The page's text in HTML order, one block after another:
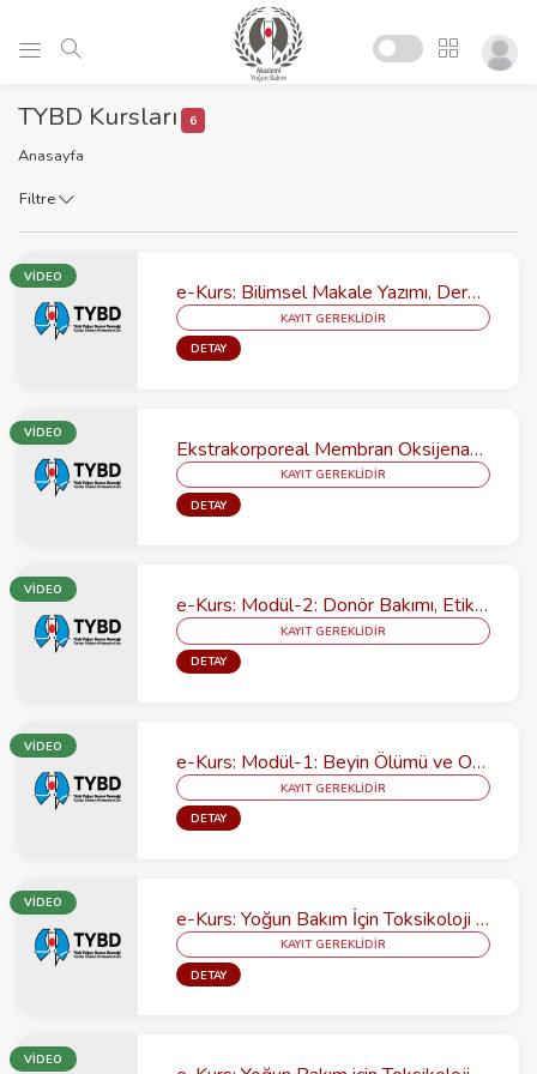
TYBD Kursları 6
Anasayfa
Filtre
VİDEO
e-Kurs: Bilimsel Makale Yazımı, Dergi Seçimi ve Hakemlik
KAYIT GEREKLİDİR
DETAY
VİDEO
Ekstrakorporeal Membran Oksijenasyonu (ECMO) Kursu-Teorik
KAYIT GEREKLİDİR
DETAY
VİDEO
e-Kurs: Modül-2: Donör Bakımı, Etik / İletişim ve Nakil Sonrası Bakım
KAYIT GEREKLİDİR
DETAY
VİDEO
e-Kurs: Modül-1: Beyin Ölümü ve Organ Bağışı
KAYIT GEREKLİDİR
DETAY
VİDEO
e-Kurs: Yoğun Bakım İçin Toksikoloji Kursu Modül-2: Klinik Toksikoloji
KAYIT GEREKLİDİR
DETAY
VİDEO